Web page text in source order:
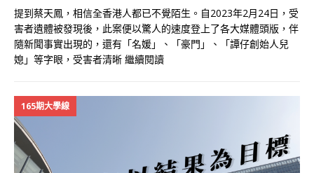
提到蔡天鳳，相信全香港人都已不覺陌生。自2023年2月24日，受
害者遺體被發現後，此案便以驚人的速度登上了各大媒體頭版，伴
隨新聞事實出現的，還有「名媛」、「豪門」、「譚仔創始人兒
媳」等字眼，受害者清晰 繼續閱讀
165期大學線